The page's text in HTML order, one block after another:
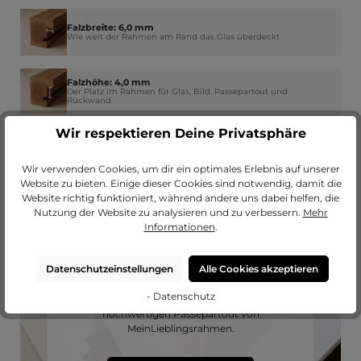
Falzbreite: 6,0 mm
Wie weit der Rahmen am Rand das Glas überdeckt
Falzhöhe: 4,0 mm
Der Platz im Rahmen für Glas, Bild, Passepartout und
Rückwand
Passendes Passepartout?
Erweitere deinen Rahmen mit einem
hochwertigen Passepartout von
MeinLieblingsrahmen.
Wir respektieren Deine Privatsphäre
Wir verwenden Cookies, um dir ein optimales Erlebnis auf unserer
Website zu bieten. Einige dieser Cookies sind notwendig, damit die
Website richtig funktioniert, während andere uns dabei helfen, die
Nutzung der Website zu analysieren und zu verbessern. Mehr
Informationen.
Datenschutzeinstellungen Alle Cookies akzeptieren
- Datenschutz